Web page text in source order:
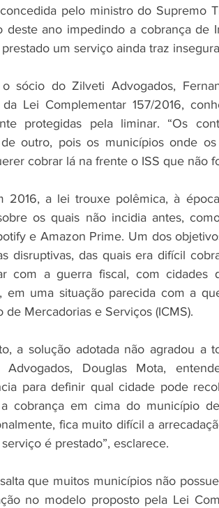
pelo ministro do Supremo
deste ano impedindo a cobrança de
um serviço ainda traz
o sócio do Zilveti Advogados,
da Lei Complementar 157/2016,
protegidas pela liminar. “Os
outro, pois os municípios onde
cobrar lá na frente o ISS que não
2016, a lei trouxe polêmica, à
os quais não incidia antes,
e Amazon Prime. Um dos
disruptivas, das quais era difícil
com a guerra fiscal, com cidades
em uma situação parecida com a
de Mercadorias e Serviços (ICMS).
a solução adotada não agradou a
Advogados, Douglas Mota,
para definir qual cidade pode
cobrança em cima do município
fica muito difícil a
é prestado”, esclarece.
que muitos municípios não
no modelo proposto pela Lei